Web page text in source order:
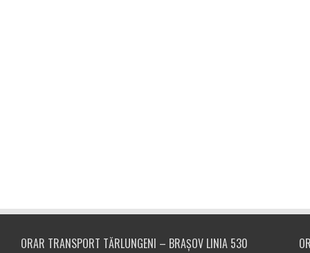
ORAR TRANSPORT TĂRLUNGENI – BRAȘOV LINIA 530